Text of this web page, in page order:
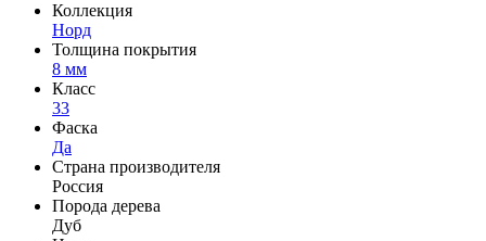
Коллекция
Норд
Толщина покрытия
8 мм
Класс
33
Фаска
Да
Страна производителя
Россия
Порода дерева
Дуб